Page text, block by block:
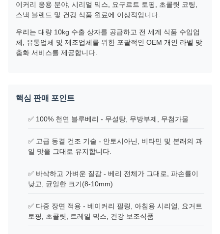
이커리 응용 분야, 시리얼 믹스, 요구르트 토핑, 초콜릿 코팅,
스낵 블렌드 및 건강 식품 원료에 이상적입니다.
우리는 대량 10kg 수출 상자를 공급하고 전 세계 식품 수입업
체, 유통업체 및 제조업체를 위한 포괄적인 OEM 개인 라벨 맞
춤화 서비스를 제공합니다.
핵심 판매 포인트
✅ 100% 천연 블루베리 - 무설탕, 무방부제, 무첨가물
✅ 고급 동결 건조 기술 - 안토시아닌, 비타민 및 본래의 과
일 맛을 그대로 유지합니다.
✅ 바삭하고 가벼운 질감 - 베리 전체가 그대로, 파손률이
낮고, 균일한 크기(8-10mm)
✅ 다중 장면 적용 - 베이커리 필링, 아침용 시리얼, 요거트
토핑, 초콜릿, 트레일 믹스, 건강 보조식품